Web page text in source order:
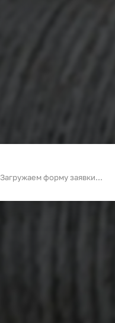
Загружаем форму заявки...